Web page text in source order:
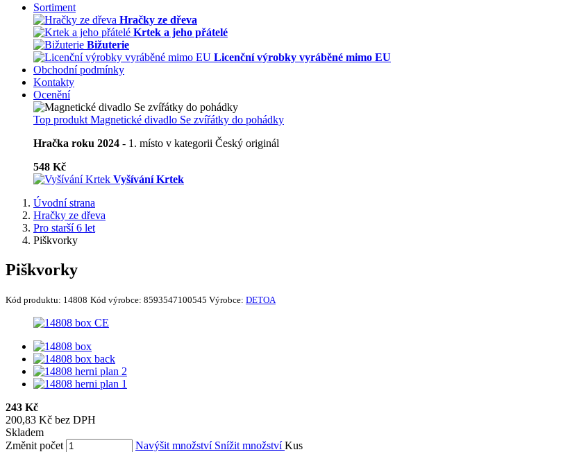
Sortiment
Hračky ze dřeva
Krtek a jeho přátelé
Bižuterie
Licenční výrobky vyráběné mimo EU
Obchodní podmínky
Kontakty
Ocenění
Top produkt Magnetické divadlo Se zvířátky do pohádky
Hračka roku 2024 - 1. místo v kategorii Český originál
548 Kč
Vyšívání Krtek
Úvodní strana
Hračky ze dřeva
Pro starší 6 let
Piškvorky
Piškvorky
Kód produktu: 14808 Kód výrobce: 8593547100545 Výrobce: DETOA
243 Kč
200,83 Kč bez DPH
Skladem
Změnit počet
Navýšit množství Snížit množstvíKus